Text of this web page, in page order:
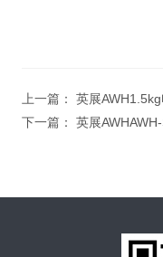
上一篇： 英展AWH1.5kg电
下一篇： 英展AWHAWH-SA